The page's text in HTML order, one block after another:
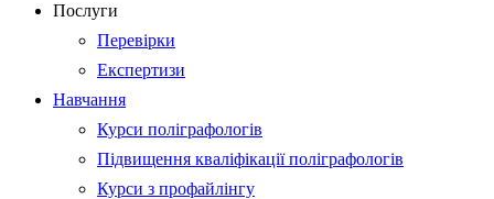
Послуги
Перевірки
Експертизи
Навчання
Курси поліграфологів
Підвищення кваліфікації поліграфологів
Курси з профайлінгу